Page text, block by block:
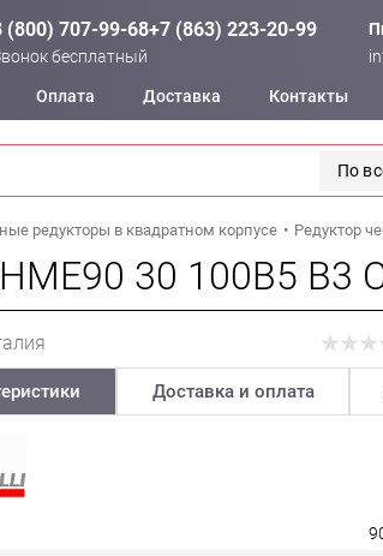
(800) 707-99-68+7 (863) 223-20-99
бесплатный
Оплата Доставка Контакты
По
редукторы в квадратном корпусе Редуктор
30 100B5 B3
Доставка и оплата